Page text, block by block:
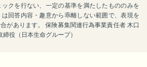
クを行ない、一定の基準を満たしたもののみを
回答内容・趣意から乖離しない範囲で、表現を
があります。 保険募集関連行為事業責任者 木口
役（日本生命グループ）